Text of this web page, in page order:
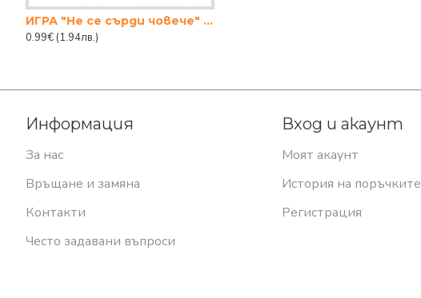
ИГРА "Не се сърди човече" ЖЪЛТО
0.99€ (1.94лв.)
Информация
За нас
Връщане и замяна
Контакти
Често задавани въпроси
Вход и акаунт
Моят акаунт
История на поръчките
Регистрация